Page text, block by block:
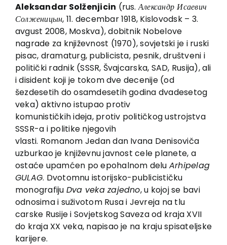
About us
Books
In preparation
Sale
Authors
News
EU PROJECTS
Contact
Aleksandar Solženjicin (rus.Александр Исаевич
Солженицын, 11. decembar 1918, Kislovodsk – 3.
avgust 2008, Moskva), dobitnik Nobelove
nagrade za književnost (1970), sovjetski je i ruski
pisac, dramaturg, publicista, pesnik, društveni i
politički radnik (SSSR, Švajcarska, SAD, Rusija), ali
i disident koji je tokom dve decenije (od
šezdesetih do osamdesetih godina dvadesetog
veka) aktivno istupao protiv
komunističkih ideja, protiv političkog ustrojstva
SSSR-a i politike njegovih
vlasti. Romanom Jedan dan Ivana Denisoviča
uzburkao je književnu javnost cele planete, a
ostaće upamćen po epohalnom delu Arhipelag
GULAG. Dvotomnu istorijsko-publicističku
monografiju Dva veka zajedno, u kojoj se bavi
odnosima i suživotom Rusa i Jevreja na tlu
carske Rusije i Sovjetskog Saveza od kraja XVII
do kraja XX veka, napisao je na kraju spisateljske
karijere.